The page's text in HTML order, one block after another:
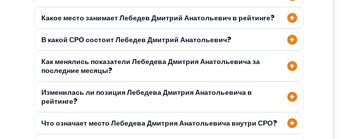
Какое место занимает Лебедев Дмитрий Анатольевич в рейтинге?
В какой СРО состоит Лебедев Дмитрий Анатольевич?
Как менялись показатели Лебедева Дмитрия Анатольевича за
последние месяцы?
Изменилась ли позиция Лебедева Дмитрия Анатольевича в
рейтинге?
Что означает место Лебедева Дмитрия Анатольевича внутри СРО?